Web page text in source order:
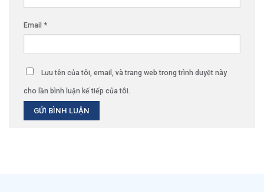
Email *
Lưu tên của tôi, email, và trang web trong trình duyệt này
cho lần bình luận kế tiếp của tôi.